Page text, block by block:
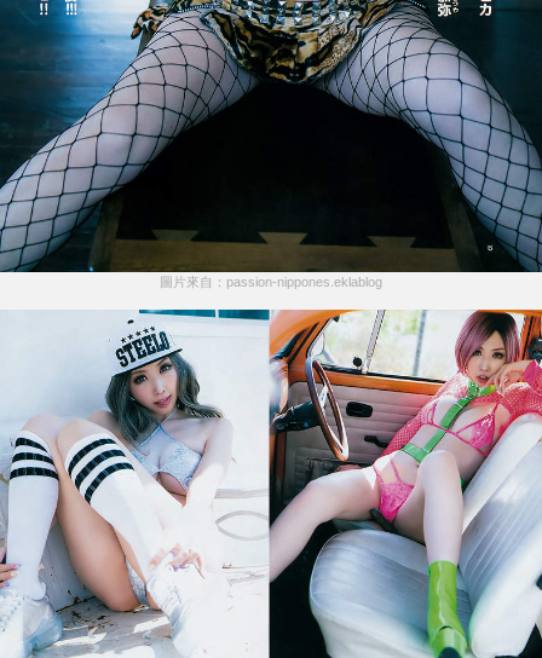
圖片來自：passion-nippones.eklablog